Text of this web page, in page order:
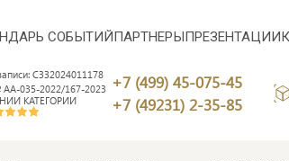
СОБЫТИЙПАРТНЕРЫПРЕЗЕНТАЦИИ
С332024011178
035-2022/167-2023
КАТЕГОРИИ
+7 (499) 45-075-45
+7 (49231) 2-35-85